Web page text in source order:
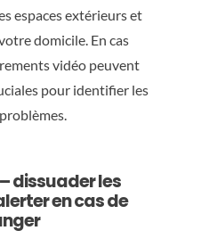
espaces extérieurs et
domicile. En cas
vidéo peuvent
pour identifier les
dissuader les
en cas de